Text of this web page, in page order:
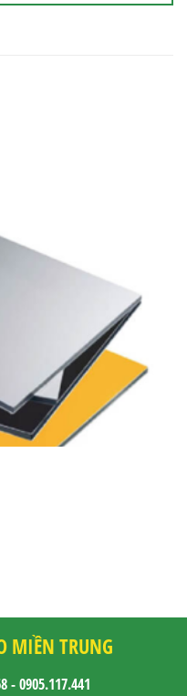
MIỀN TRUNG
- 0905.117.441